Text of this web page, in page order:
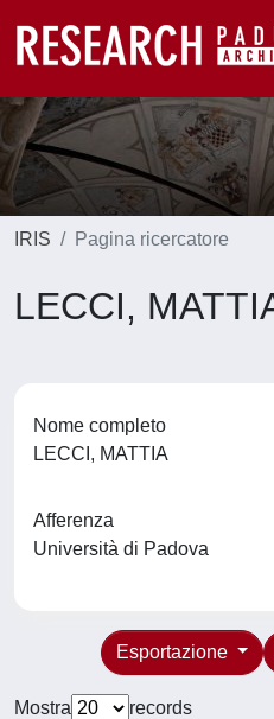
IRIS Pagina ricercatore
LECCI,
Nome completo
LECCI, MATTIA
Afferenza
Università di Padova
Esportazione
Mostra
records